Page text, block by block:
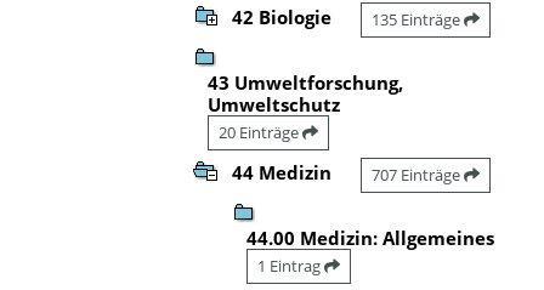
42 Biologie 135 Einträge
43 Umweltforschung,
Umweltschutz
20 Einträge
44 Medizin 707 Einträge
44.00 Medizin: Allgemeines
1 Eintrag